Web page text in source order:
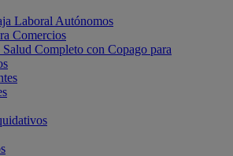
Laboral Autónomos
Comercios
Salud Completo con Copago para